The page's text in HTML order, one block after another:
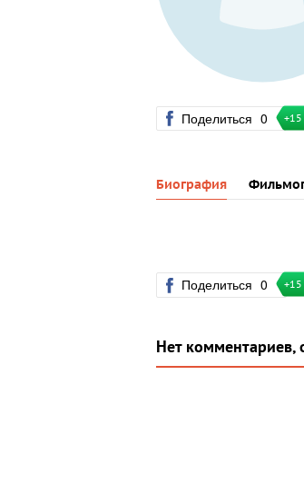
Поделиться 0 +15
Биография
Поделиться 0 +15
Нет комментариев,